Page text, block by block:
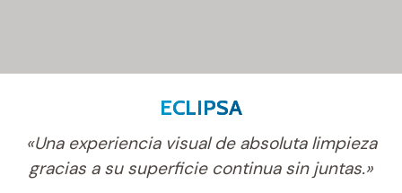
ECLIPSA
«Una experiencia visual de absoluta limpieza
gracias a su superficie continua sin juntas.»